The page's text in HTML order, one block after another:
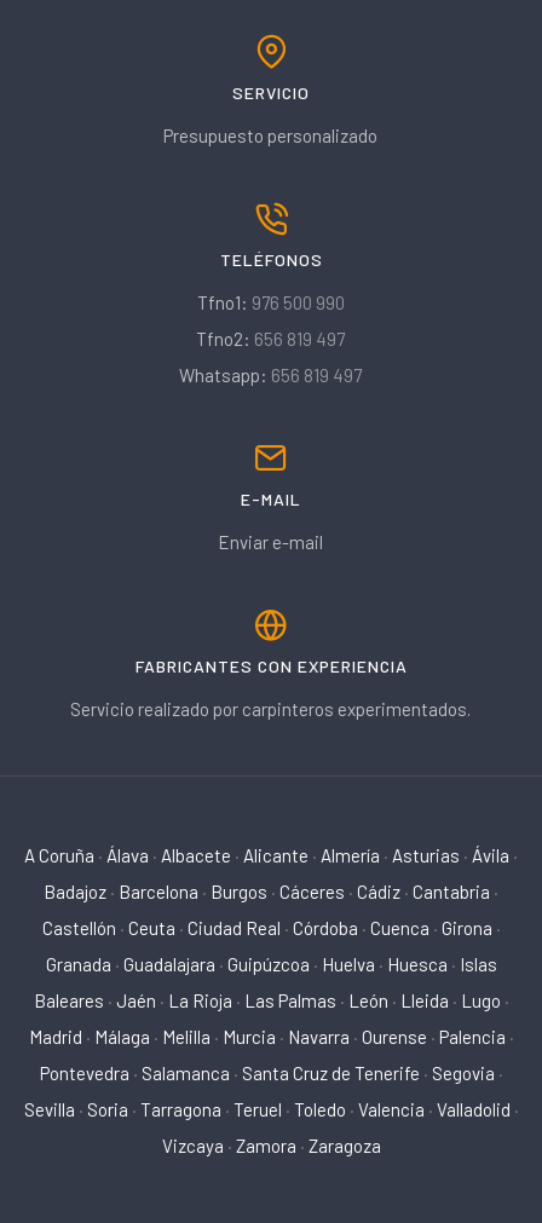
SERVICIO
Presupuesto personalizado
TELÉFONOS
Tfno1: 976 500 990
Tfno2: 656 819 497
Whatsapp: 656 819 497
E-MAIL
Enviar e-mail
FABRICANTES CON EXPERIENCIA
Servicio realizado por carpinteros experimentados.
A Coruña · Álava · Albacete · Alicante · Almería · Asturias · Ávila ·
Badajoz · Barcelona · Burgos · Cáceres · Cádiz · Cantabria ·
Castellón · Ceuta · Ciudad Real · Córdoba · Cuenca · Girona ·
Granada · Guadalajara · Guipúzcoa · Huelva · Huesca · Islas
Baleares · Jaén · La Rioja · Las Palmas · León · Lleida · Lugo ·
Madrid · Málaga · Melilla · Murcia · Navarra · Ourense · Palencia ·
Pontevedra · Salamanca · Santa Cruz de Tenerife · Segovia ·
Sevilla · Soria · Tarragona · Teruel · Toledo · Valencia · Valladolid ·
Vizcaya · Zamora · Zaragoza